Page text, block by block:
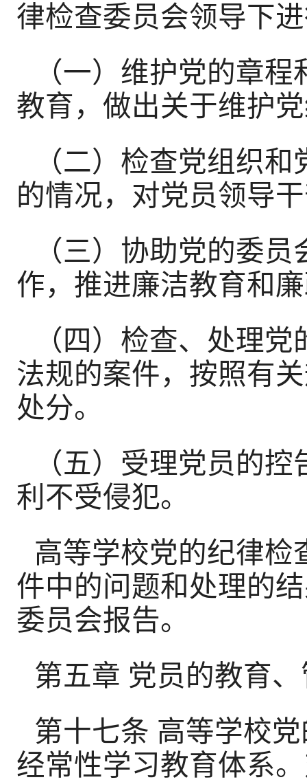
律检查委员会领导下
（一）维护党的章
教育，做出关于维护
（二）检查党组织
的情况，对党员领导
（三）协助党的委
作，推进廉洁教育和
（四）检查、处理
法规的案件，按照有
处分。
（五）受理党员的
利不受侵犯。
高等学校党的纪律检
件中的问题和处理的
委员会报告。
第五章 党员的教育
第十七条 高等学校
经常性学习教育体系